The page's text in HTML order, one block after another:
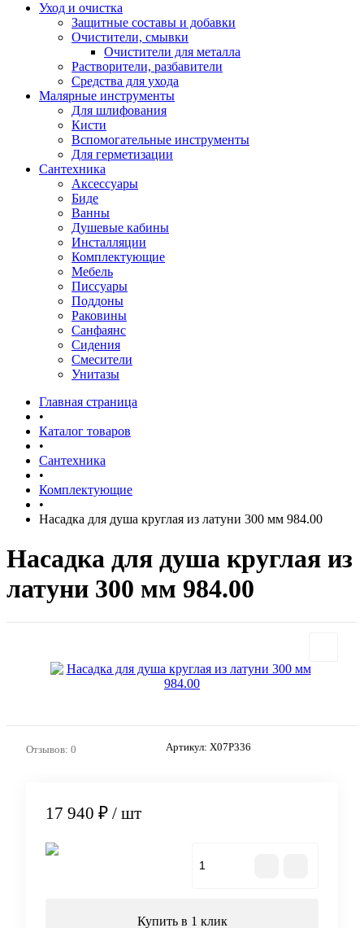
Уход и очистка
Защитные составы и добавки
Очистители, смывки
Очистители для металла
Растворители, разбавители
Средства для ухода
Малярные инструменты
Для шлифования
Кисти
Вспомогательные инструменты
Для герметизации
Сантехника
Аксессуары
Биде
Ванны
Душевые кабины
Инсталляции
Комплектующие
Мебель
Писсуары
Поддоны
Раковины
Санфаянс
Сидения
Смесители
Унитазы
Главная страница
•
Каталог товаров
•
Сантехника
•
Комплектующие
•
Насадка для душа круглая из латуни 300 мм 984.00
Насадка для душа круглая из
латуни 300 мм 984.00
Отзывов: 0 Артикул: X07P336
17 940 ₽ / шт
Купить в 1 клик